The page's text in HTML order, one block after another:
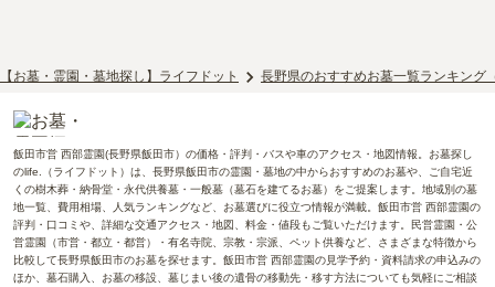
【お墓・霊園・墓地探し】ライフドット 長野県のおすすめお墓一覧ランキング
飯田市営 西部霊園(長野県飯田市）の価格・評判・バスや車のアクセス・地図情報。お墓探し
のlife.（ライフドット）は、長野県飯田市の霊園・墓地の中からおすすめのお墓や、ご自宅近
くの樹木葬・納骨堂・永代供養墓・一般墓（墓石を建てるお墓）をご提案します。地域別の墓
地一覧、費用相場、人気ランキングなど、お墓選びに役立つ情報が満載。飯田市営 西部霊園の
評判・口コミや、詳細な交通アクセス・地図、料金・値段もご覧いただけます。民営霊園・公
営霊園（市営・都立・都営）・有名寺院、宗教・宗派、ペット供養など、さまざまな特徴から
比較して長野県飯田市のお墓を探せます。飯田市営 西部霊園の見学予約・資料請求の申込みの
ほか、墓石購入、お墓の移設、墓じまい後の遺骨の移動先・移す方法についても気軽にご相談